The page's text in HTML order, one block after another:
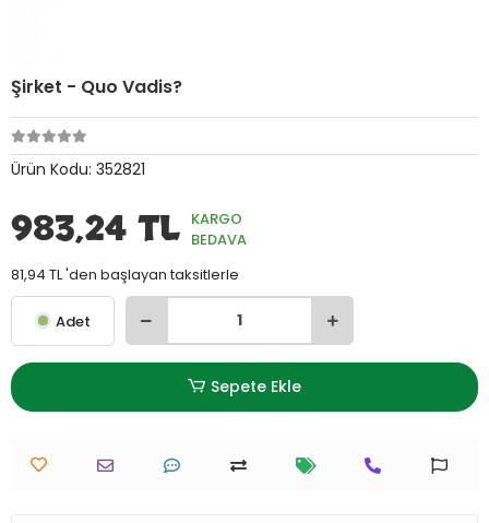
Şirket - Quo Vadis?
Ürün Kodu: 352821
983,24 TL KARGO
BEDAVA
81,94 TL 'den başlayan taksitlerle
Adet
Sepete Ekle